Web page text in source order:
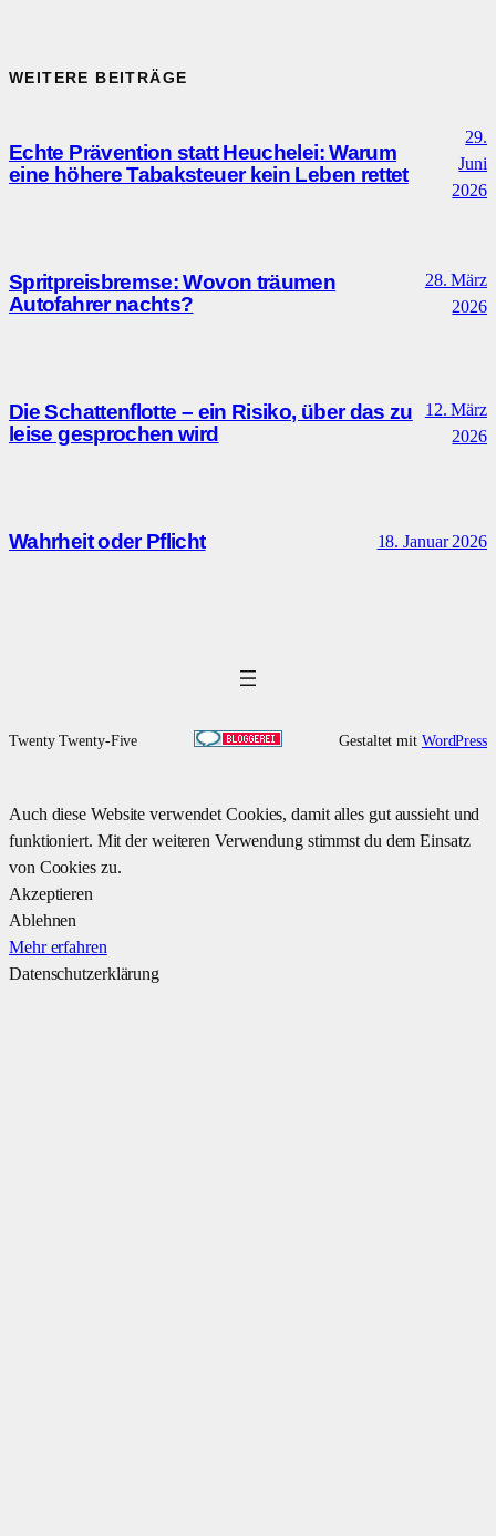
WEITERE BEITRÄGE
Echte Prävention statt Heuchelei: Warum
eine höhere Tabaksteuer kein Leben rettet
29.
Juni
2026
Spritpreisbremse: Wovon träumen
Autofahrer nachts?
28. März
2026
Die Schattenflotte – ein Risiko, über das zu
leise gesprochen wird
12. März
2026
Wahrheit oder Pflicht 18. Januar 2026
Twenty Twenty-Five Gestaltet mit WordPress
Auch diese Website verwendet Cookies, damit alles gut aussieht und
funktioniert. Mit der weiteren Verwendung stimmst du dem Einsatz
von Cookies zu.
Akzeptieren
Ablehnen
Mehr erfahren
Datenschutzerklärung